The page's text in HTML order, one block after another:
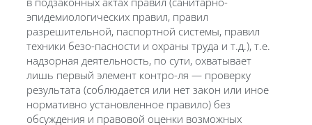
эпидемиологических правил, правил
разрешительной, паспортной системы, правил
техники безо-пасности и охраны труда и т.д.), т.е.
надзорная деятельность, по сути, охватывает
лишь первый элемент контро-ля — проверку
результата (соблюдается или нет закон или иное
нормативно установленное правило) без
обсуждения и правовой оценки возможных